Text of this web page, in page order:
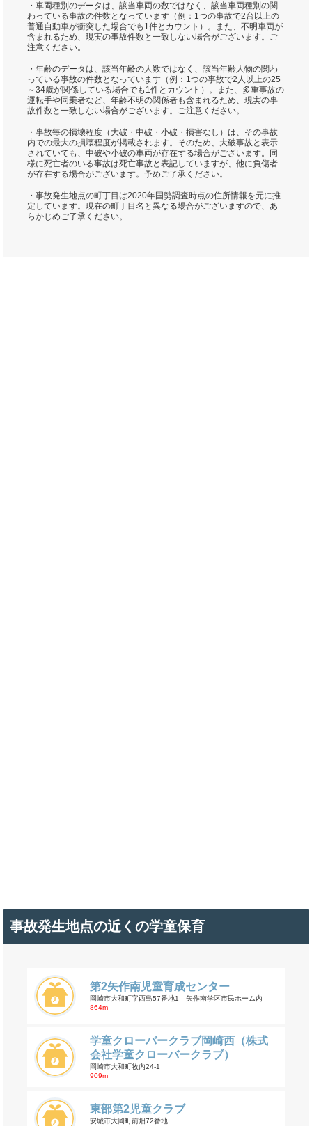
・車両種別のデータは、該当車両の数ではなく、該当車両種別の関
わっている事故の件数となっています（例：1つの事故で2台以上の
普通自動車が衝突した場合でも1件とカウント）。また、不明車両が
含まれるため、現実の事故件数と一致しない場合がございます。ご
注意ください。
・年齢のデータは、該当年齢の人数ではなく、該当年齢人物の関わ
っている事故の件数となっています（例：1つの事故で2人以上の25
～34歳が関係している場合でも1件とカウント）。また、多重事故の
運転手や同乗者など、年齢不明の関係者も含まれるため、現実の事
故件数と一致しない場合がございます。ご注意ください。
・事故毎の損壊程度（大破・中破・小破・損害なし）は、その事故
内での最大の損壊程度が掲載されます。そのため、大破事故と表示
されていても、中破や小破の車両が存在する場合がございます。同
様に死亡者のいる事故は死亡事故と表記していますが、他に負傷者
が存在する場合がございます。予めご了承ください。
・事故発生地点の町丁目は2020年国勢調査時点の住所情報を元に推
定しています。現在の町丁目名と異なる場合がございますので、あ
らかじめご了承ください。
事故発生地点の近くの学童保育
第2矢作南児童育成センター
岡崎市大和町字西島57番地1 矢作南学区市民ホーム内
864m
学童クローバークラブ岡崎西（株式
会社学童クローバークラブ）
岡崎市大和町牧内24-1
909m
東部第2児童クラブ
安城市大岡町前畑72番地